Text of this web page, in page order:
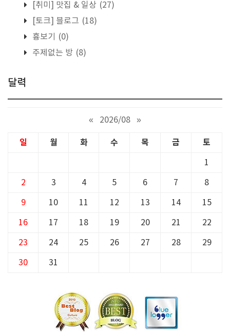
[취미] 맛집 & 일상 (27)
[토크] 블로그 (18)
흉보기
(0)
주제없는 방 (8)
달력
« 2026/08 »
일 월 화 수 목 금 토
1
2 3 4 5 6 7 8
9 10 11 12 13 14 15
16 17 18 19 20 21 22
23 24 25 26 27 28 29
30 31